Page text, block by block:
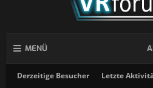
MENÜ
Derzeitige Besucher Letzte